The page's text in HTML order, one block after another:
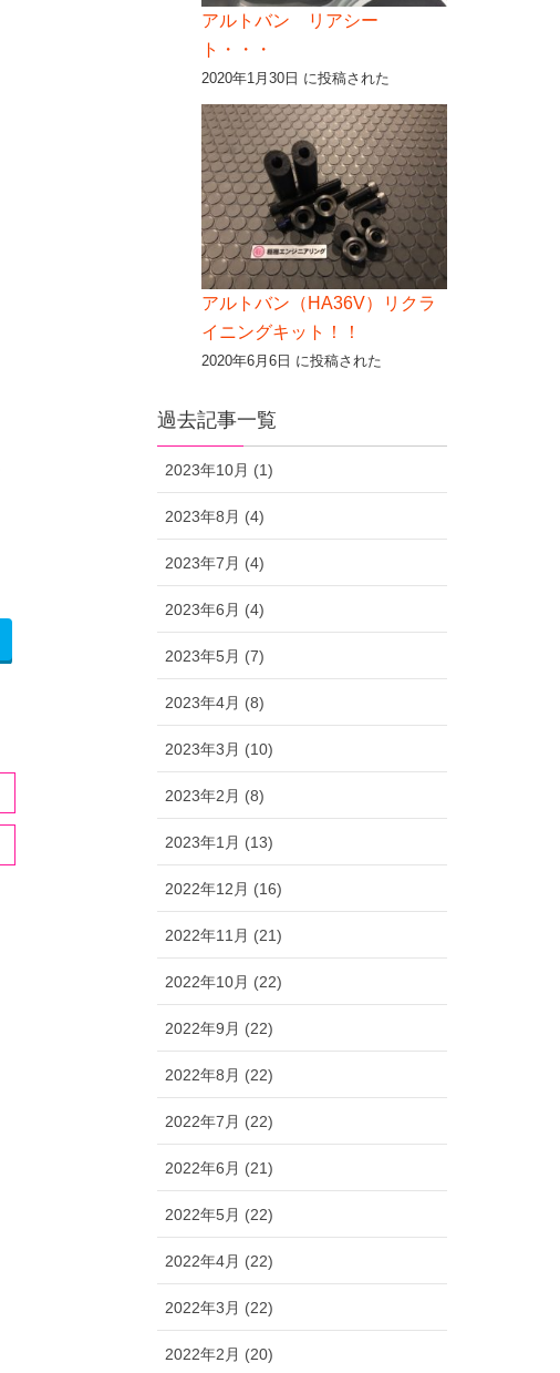
アルトバン リアシー
ト・・・
2020年1月30日 に投稿された
アルトバン（HA36V）リクラ
イニングキット！！
2020年6月6日 に投稿された
過去記事一覧
2023年10月 (1)
2023年8月 (4)
2023年7月 (4)
2023年6月 (4)
2023年5月 (7)
2023年4月 (8)
2023年3月 (10)
2023年2月 (8)
2023年1月 (13)
2022年12月 (16)
2022年11月 (21)
2022年10月 (22)
2022年9月 (22)
2022年8月 (22)
2022年7月 (22)
2022年6月 (21)
2022年5月 (22)
2022年4月 (22)
2022年3月 (22)
2022年2月 (20)